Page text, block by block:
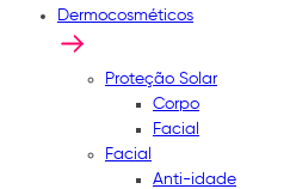
Dermocosméticos
Proteção Solar
Corpo
Facial
Facial
Anti-idade